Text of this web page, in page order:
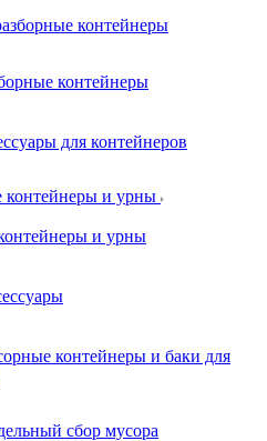
контейнеры
контейнеры
для контейнеров
и урны
и урны
контейнеры и баки для
сбор мусора